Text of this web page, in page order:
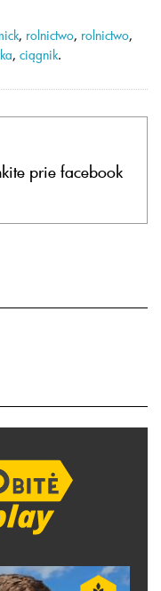
, rolnictwo, rolnictwo,
, ciągnik.
prie facebook